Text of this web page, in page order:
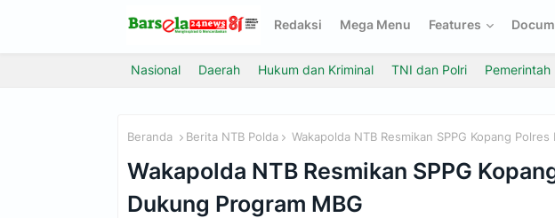
Redaksi Mega Menu Features
Nasional Daerah Hukum dan Kriminal TNI dan Polri Pemerintah
Beranda Berita NTB Polda ‎Wakapolda NTB Resmikan SPPG Kopang
‎Wakapolda NTB Resmikan SPPG
Dukung Program MBG